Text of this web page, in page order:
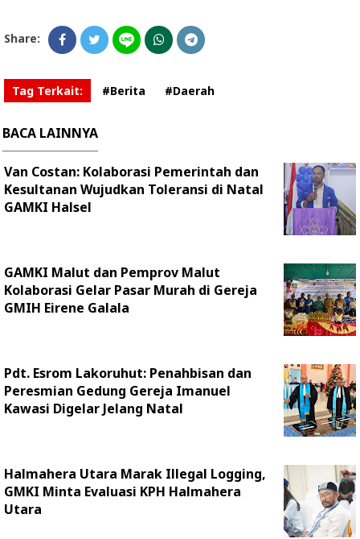
Share:
Tag Terkait: #Berita #Daerah
BACA LAINNYA
Van Costan: Kolaborasi Pemerintah dan
Kesultanan Wujudkan Toleransi di Natal
GAMKI Halsel
GAMKI Malut dan Pemprov Malut
Kolaborasi Gelar Pasar Murah di Gereja
GMIH Eirene Galala
Pdt. Esrom Lakoruhut: Penahbisan dan
Peresmian Gedung Gereja Imanuel
Kawasi Digelar Jelang Natal
Halmahera Utara Marak Illegal Logging,
GMKI Minta Evaluasi KPH Halmahera
Utara